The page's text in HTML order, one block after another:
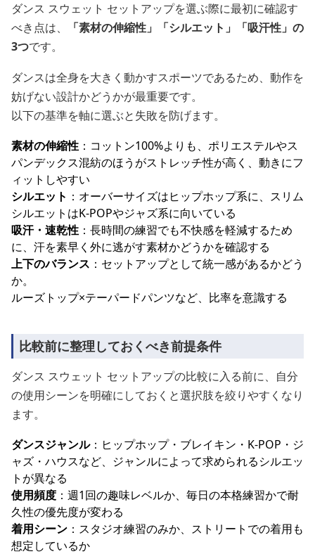
ダンス スウェット セットアップを選ぶ際に最初に確認す
べき点は、
「素材の伸縮性」「シルエット」「吸汗性」の
3つです。
ダンスは全身を大きく動かすスポーツであるため、動作を
妨げない設計かどうかが最重要です。
以下の基準を軸に選ぶと失敗を防げます。
素材の伸縮性 ：コットン100%よりも、ポリエステルやス
パンデックス混紡のほうがストレッチ性が高く、動きにフ
ィットしやすい
シルエット ：オーバーサイズはヒップホップ系に、スリム
シルエットはK-POPやジャズ系に向いている
吸汗・速乾性 ：長時間の練習でも不快感を軽減するため
に、汗を素早く外に逃がす素材かどうかを確認する
上下のバランス ：セットアップとして統一感があるかどう
か。
ルーズトップ×テーパードパンツなど、比率を意識する
比較前に整理しておくべき前提条件
ダンス スウェット セットアップの比較に入る前に、自分
の使用シーンを明確にしておくと選択肢を絞りやすくなり
ます。
ダンスジャンル：ヒップホップ・ブレイキン・K-POP・ジ
ャズ・ハウスなど、ジャンルによって求められるシルエッ
トが異なる
使用頻度 ：週1回の趣味レベルか、毎日の本格練習かで耐
久性の優先度が変わる
着用シーン ：スタジオ練習のみか、ストリートでの着用も
想定しているか